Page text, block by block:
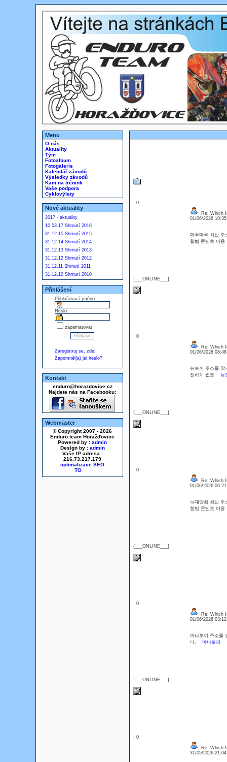
Menu
O nás
Aktuality
Tým
Fotoalbum
Fotogalerie
Kalendář závodů
Výsledky závodů
Kam na trénink
Vaše podpora
Cyklovýlety
Nové aktuality
2017 - aktuality
10.03.17 Shrnutí 2016
31.12.15 Shrnutí 2015
31.12.14 Shrnutí 2014
31.12.13 Shrnutí 2013
31.12.12 Shrnutí 2012
31.12.11 Shrnutí 2011
31.12.10 Shrnutí 2010
Přihlášení
Přihlašovací jméno:
Heslo:
zapamatovat
Zaregistruj se, zde!
Zapomněl(a) jsi heslo?
Kontakt
enduro@horazdovice.cz
Najdete nás na Facebooku:
Webmaster
© Copyright 2007 - 2026
Enduro team Horažďovice
Powered by : admin
Design by : admin
Vaše IP adresa :
216.73.217.179
optimalizace SEO
: 0
{___ONLINE___}
Re: Which
01/06/2026
마루마루 최신 주
합법 콘텐츠 이
: 0
{___ONLINE___}
Re: Which
01/06/2026
뉴토끼 주소를 찾
전하게 웹툰 뉴
: 0
{___ONLINE___}
Re: Which
01/06/2026
늑대닷컴 최신 주
합법 콘텐츠 이
: 0
{___ONLINE___}
Re: Which
01/06/2026
마나토끼 주소를
다. 마나토끼
: 0
Re: Which
31/05/2026